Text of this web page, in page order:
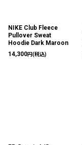
NIKE Club Fleece
Pullover Sweat
Hoodie Dark Maroon
14,300円(税込)